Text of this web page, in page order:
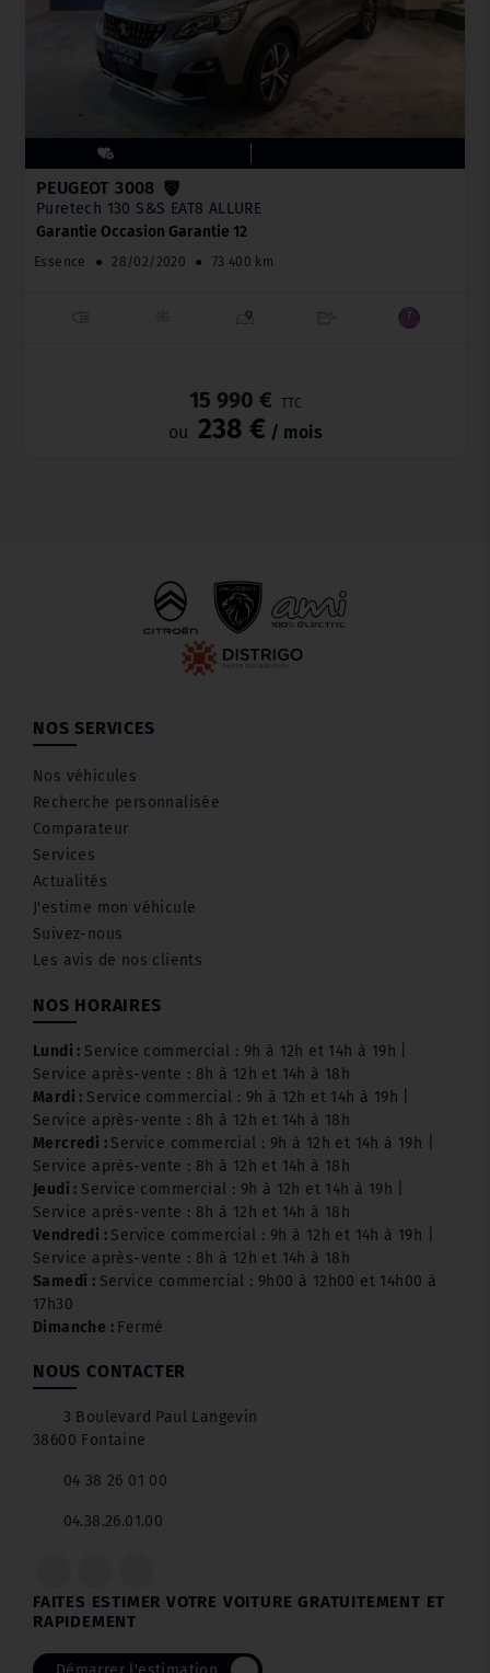
PEUGEOT 3008
Puretech 130 S&S EAT8 ALLURE
Garantie Occasion Garantie 12
Essence ● 28/02/2020 ● 73 400 km
15 990 € TTC
ou 238 € / mois
NOS SERVICES
Nos véhicules
Recherche personnalisée
Comparateur
Services
Actualités
J'estime mon véhicule
Suivez-nous
Les avis de nos clients
NOS HORAIRES
Lundi : Service commercial : 9h à 12h et 14h à 19h |
Service après-vente : 8h à 12h et 14h à 18h
Mardi : Service commercial : 9h à 12h et 14h à 19h |
Service après-vente : 8h à 12h et 14h à 18h
Mercredi : Service commercial : 9h à 12h et 14h à 19h |
Service après-vente : 8h à 12h et 14h à 18h
Jeudi : Service commercial : 9h à 12h et 14h à 19h |
Service après-vente : 8h à 12h et 14h à 18h
Vendredi : Service commercial : 9h à 12h et 14h à 19h |
Service après-vente : 8h à 12h et 14h à 18h
Samedi : Service commercial : 9h00 à 12h00 et 14h00 à
17h30
Dimanche : Fermé
NOUS CONTACTER
3 Boulevard Paul Langevin
38600 Fontaine
04 38 26 01 00
04.38.26.01.00
FAITES ESTIMER VOTRE VOITURE GRATUITEMENT ET
RAPIDEMENT